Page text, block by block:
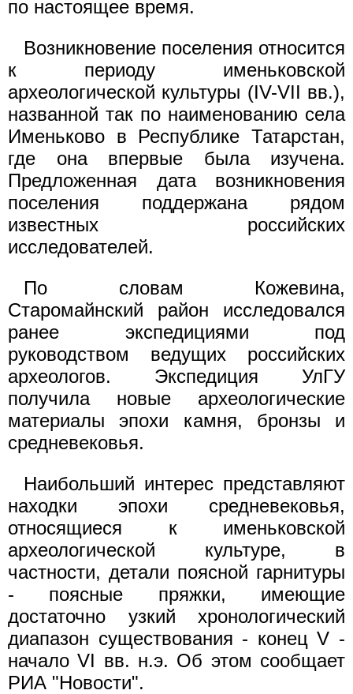
по настоящее время.
Возникновение поселения относится
к периоду именьковской
археологической культуры (IV-VII вв.),
названной так по наименованию села
Именьково в Республике Татарстан,
где она впервые была изучена.
Предложенная дата возникновения
поселения поддержана рядом
известных российских
исследователей.
По словам Кожевина,
Старомайнский район исследовался
ранее экспедициями под
руководством ведущих российских
археологов. Экспедиция УлГУ
получила новые археологические
материалы эпохи камня, бронзы и
средневековья.
Наибольший интерес представляют
находки эпохи средневековья,
относящиеся к именьковской
археологической культуре, в
частности, детали поясной гарнитуры
- поясные пряжки, имеющие
достаточно узкий хронологический
диапазон существования - конец V -
начало VI вв. н.э. Об этом сообщает
РИА "Новости".